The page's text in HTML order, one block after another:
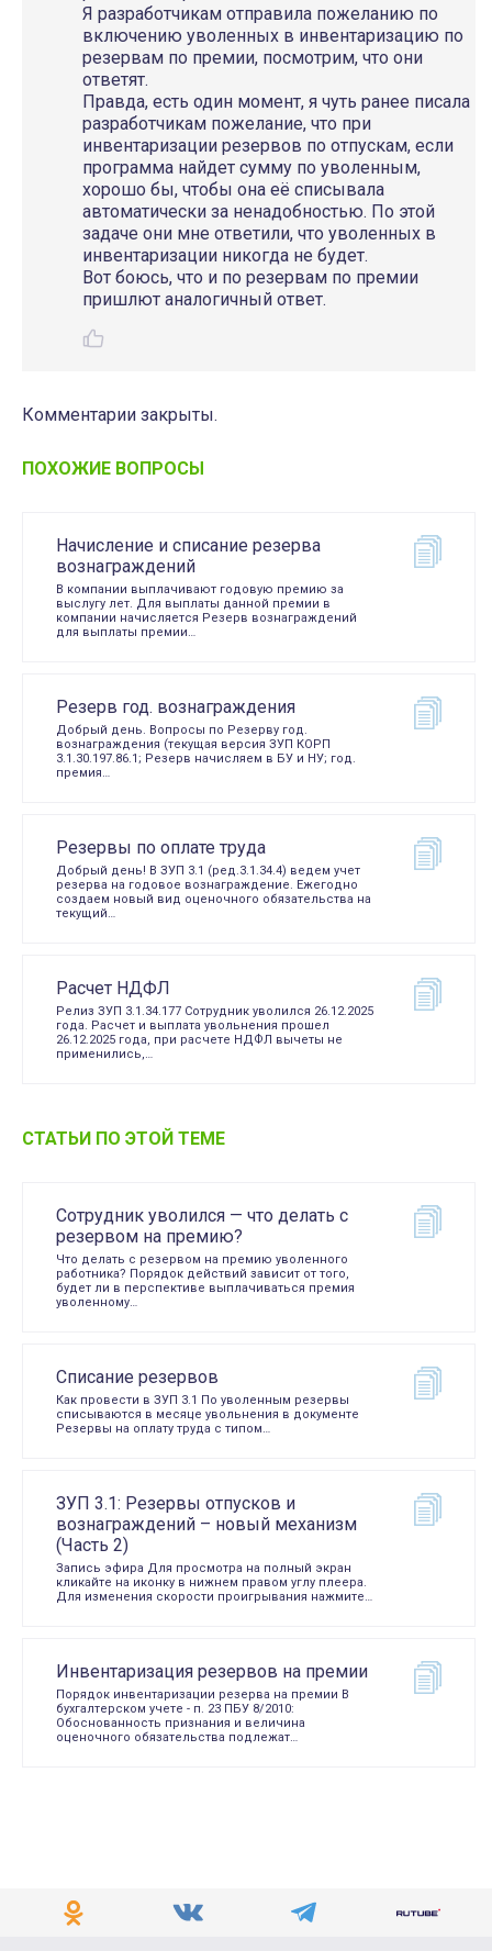
Я разработчикам отправила пожеланию по
включению уволенных в инвентаризацию по
резервам по премии, посмотрим, что они
ответят.
Правда, есть один момент, я чуть ранее писала
разработчикам пожелание, что при
инвентаризации резервов по отпускам, если
программа найдет сумму по уволенным,
хорошо бы, чтобы она её списывала
автоматически за ненадобностью. По этой
задаче они мне ответили, что уволенных в
инвентаризации никогда не будет.
Вот боюсь, что и по резервам по премии
пришлют аналогичный ответ.
Комментарии закрыты.
ПОХОЖИЕ ВОПРОСЫ
Начисление и списание резерва
вознаграждений
В компании выплачивают годовую премию за
выслугу лет. Для выплаты данной премии в
компании начисляется Резерв вознаграждений
для выплаты премии…
Резерв год. вознаграждения
Добрый день. Вопросы по Резерву год.
вознаграждения (текущая версия ЗУП КОРП
3.1.30.197.86.1; Резерв начисляем в БУ и НУ; год.
премия…
Резервы по оплате труда
Добрый день! В ЗУП 3.1 (ред.3.1.34.4) ведем учет
резерва на годовое вознаграждение. Ежегодно
создаем новый вид оценочного обязательства на
текущий…
Расчет НДФЛ
Релиз ЗУП 3.1.34.177 Сотрудник уволился 26.12.2025
года. Расчет и выплата увольнения прошел
26.12.2025 года, при расчете НДФЛ вычеты не
применились,…
СТАТЬИ ПО ЭТОЙ ТЕМЕ
Сотрудник уволился — что делать с
резервом на премию?
Что делать с резервом на премию уволенного
работника? Порядок действий зависит от того,
будет ли в перспективе выплачиваться премия
уволенному…
Списание резервов
Как провести в ЗУП 3.1 По уволенным резервы
списываются в месяце увольнения в документе
Резервы на оплату труда с типом…
ЗУП 3.1: Резервы отпусков и
вознаграждений – новый механизм
(Часть 2)
Запись эфира Для просмотра на полный экран
кликайте на иконку в нижнем правом углу плеера.
Для изменения скорости проигрывания нажмите…
Инвентаризация резервов на премии
Порядок инвентаризации резерва на премии В
бухгалтерском учете - п. 23 ПБУ 8/2010:
Обоснованность признания и величина
оценочного обязательства подлежат…